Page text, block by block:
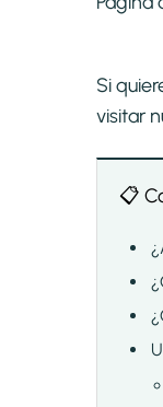
Si
visitar
📋